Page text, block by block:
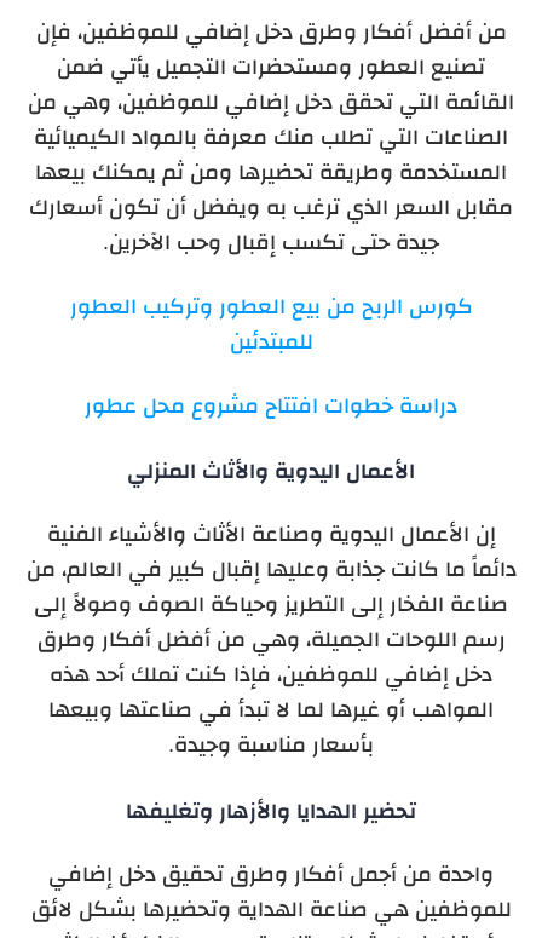
من أفضل أفكار وطرق دخل إضافي للموظفين، فإن
تصنيع العطور ومستحضرات التجميل يأتي ضمن
القائمة التي تحقق دخل إضافي للموظفين، وهي من
الصناعات التي تطلب منك معرفة بالمواد الكيميائية
المستخدمة وطريقة تحضيرها ومن ثم يمكنك بيعها
مقابل السعر الذي ترغب به ويفضل أن تكون أسعارك
جيدة حتى تكسب إقبال وحب الآخرين.
كورس الربح من بيع العطور وتركيب العطور
للمبتدئين
دراسة خطوات افتتاح مشروع محل عطور
الأعمال اليدوية والأثاث المنزلي
إن الأعمال اليدوية وصناعة الأثاث والأشياء الفنية
دائماً ما كانت جذابة وعليها إقبال كبير في العالم، من
صناعة الفخار إلى التطريز وحياكة الصوف وصولاً إلى
رسم اللوحات الجميلة، وهي من أفضل أفكار وطرق
دخل إضافي للموظفين، فإذا كنت تملك أحد هذه
المواهب أو غيرها لما لا تبدأ في صناعتها وبيعها
بأسعار مناسبة وجيدة.
تحضير الهدايا والأزهار وتغليفها
واحدة من أجمل أفكار وطرق تحقيق دخل إضافي
للموظفين هي صناعة الهداية وتحضيرها بشكل لائق